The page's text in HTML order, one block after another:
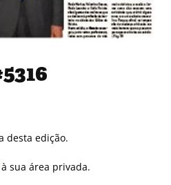
desta edição.
à sua área privada.